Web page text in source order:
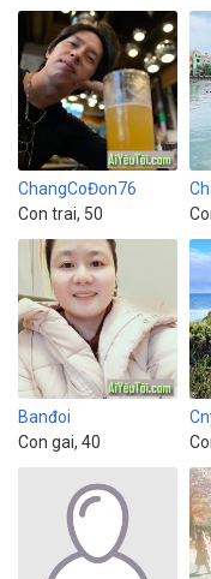
ChangCoĐon76
Con trai, 50
Banđoi
Con gai, 40